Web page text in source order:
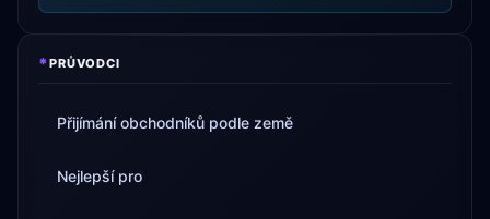
*PRŮVODCI
Přijímání obchodníků podle země
Nejlepší pro